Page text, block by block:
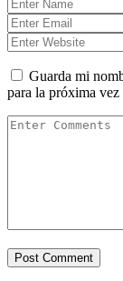
Guarda mi
para la próxima vez